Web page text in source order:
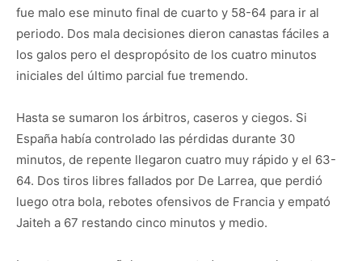
fue malo ese minuto final de cuarto y 58-64 para ir al
periodo. Dos mala decisiones dieron canastas fáciles a
los galos pero el despropósito de los cuatro minutos
iniciales del último parcial fue tremendo.
Hasta se sumaron los árbitros, caseros y ciegos. Si
España había controlado las pérdidas durante 30
minutos, de repente llegaron cuatro muy rápido y el 63-
64. Dos tiros libres fallados por De Larrea, que perdió
luego otra bola, rebotes ofensivos de Francia y empató
Jaiteh a 67 restando cinco minutos y medio.